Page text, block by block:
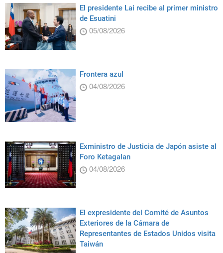
El presidente Lai recibe al primer ministro
de Esuatini
05/08/2026
Frontera azul
04/08/2026
Exministro de Justicia de Japón asiste al
Foro Ketagalan
04/08/2026
El expresidente del Comité de Asuntos
Exteriores de la Cámara de
Representantes de Estados Unidos visita
Taiwán